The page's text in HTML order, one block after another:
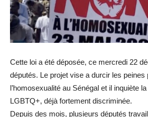
Cette loi a été déposée, ce mercredi 22
députés. Le projet vise a durcir les peines
l’homosexualité au Sénégal et il inquiète
LGBTQ+, déjà fortement discriminée.
Depuis des mois, plusieurs députés